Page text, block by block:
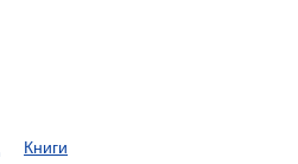
Книги